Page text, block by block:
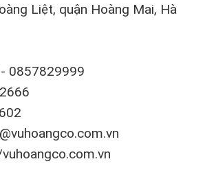
Liệt, quận Hoàng Mai, Hà
0857829999